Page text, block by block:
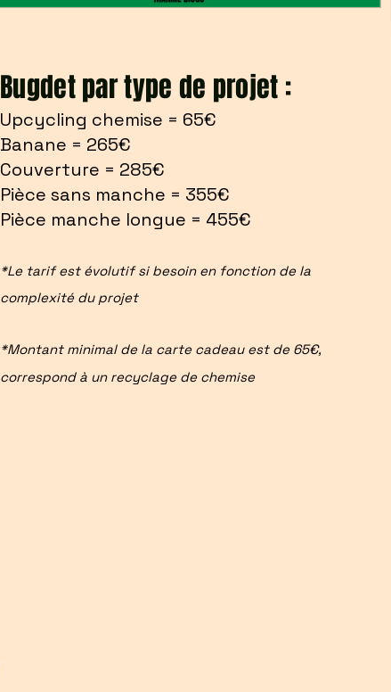
Upcycling chemise = 65€
Banane = 265€
Couverture = 285€
Pièce sans manche = 355€
Pièce manche longue = 455€
*Le tarif est évolutif si besoin en fonction de la
complexité du projet
*Montant minimal de la carte cadeau est de 65€,
correspond à un recyclage de chemise
Bugdet par type de projet :